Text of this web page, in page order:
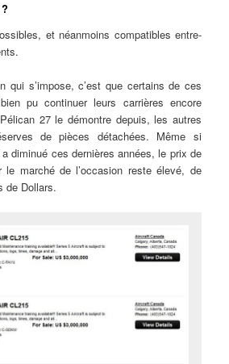
et néanmoins compatibles entre-
qui s’impose, c’est que certains de ces
pu continuer leurs carrières encore
27 le démontre depuis, les autres
de pièces détachées. Même si
a diminué ces dernières années, le prix de
le marché de l’occasion reste élevé, de
de Dollars.